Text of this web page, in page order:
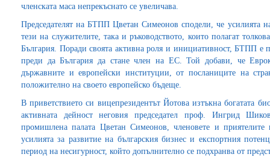
членската маса непрекъснато се увеличава.
Председателят на БТПП Цветан Симеонов сподели, че усилията
тези на служителите, така и ръководството, които полагат
България. Поради своята активна роля и инициативност, БТПП е
преди да България да стане член на ЕС. Той добави, че
държавните и европейски институции, от посланиците на
положително на своето европейско бъдеще.
В приветствието си вицепрезидентът Йотова изтъкна богатата
активната дейност неговия председател проф. Ингрид
промишлена палата Цветан Симеонов, членовете и
усилията за развитие на българския бизнес и експортния
период на несигурност, който допълнително се подхранва от